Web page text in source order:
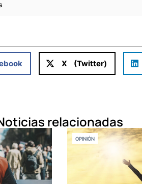
X (Twitter)
relacionadas
OPINIÓN